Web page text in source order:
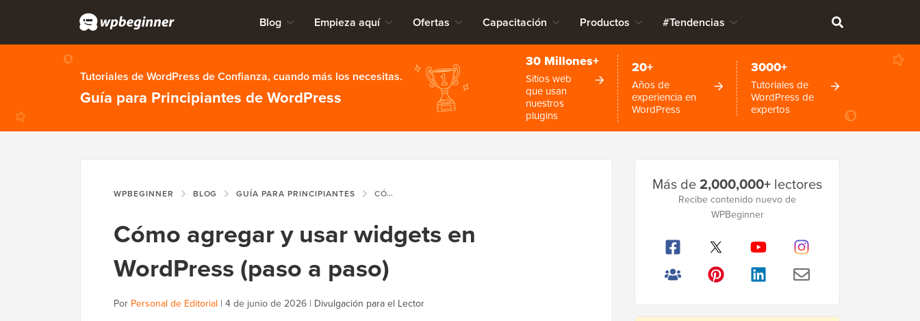
Blog Empieza aquí Ofertas Capacitación Productos #Tendencias
Tutoriales de WordPress de Confianza, cuando más los necesitas.
Guía para Principiantes de WordPress
30 Millones+
Sitios web
que usan
nuestros
plugins
20+
Años de
experiencia en
WordPress
3000+
Tutoriales de
WordPress de
expertos
WPBEGINNER BLOG GUÍA PARA PRINCIPIANTES CÓMO AGREGAR Y USAR WIDGETS EN WORDPRESS (PASO A PASO)
Cómo agregar y usar widgets en
WordPress (paso a paso)
Por Personal de Editorial | 4 de junio de 2026 | Divulgación para el Lector
lateral
Más de2,000,000+ lectores
Recibe contenido nuevo de
WPBeginner